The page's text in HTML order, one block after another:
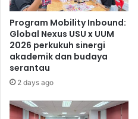
Program Mobility Inbound:
Global Nexus USU x UUM
2026 perkukuh sinergi
akademik dan budaya
serantau
2 days ago